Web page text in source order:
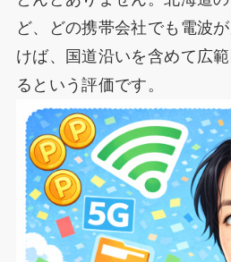
ど、どの携帯会社でも電波
けば、国道沿いを含めて広
るという評価です。